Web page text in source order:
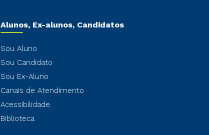
Alunos, Ex-alunos, Candidatos
Sou Aluno
Sou Candidato
Sou Ex-Aluno
Canais de Atendimento
Acessibilidade
Biblioteca